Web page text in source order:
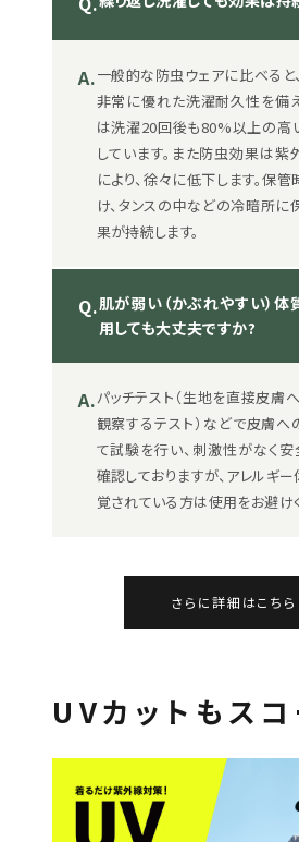
A.一般的な防虫ウェアに比べると
非常に優れた洗濯耐久性を備
は洗濯20回後も80%以上の高
しています。また防虫効果は
により、徐々に低下します。保
け、タンスの中などの冷暗所に
果が持続します。
Q.肌が弱い（かぶれやすい）体
用しても大丈夫ですか?
A.パッチテスト（生地を直接皮膚
観察するテスト）などで皮膚
て試験を行い、刺激性がなく
確認しておりますが、アレルギ
覚されている方は使用をお避け
さらに詳細はこちら
UVカットもス